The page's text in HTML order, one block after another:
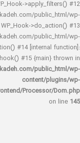
WP_Hook-
decokadeh.com/
WP_Hook-
decokadeh.com/
do_action() #14
#15
decokadeh.com/
Frontend/